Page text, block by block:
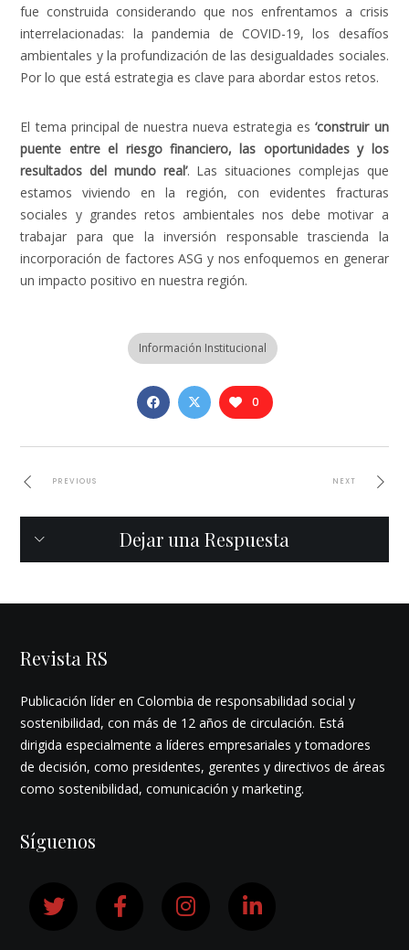
fue construida considerando que nos enfrentamos a crisis
interrelacionadas: la pandemia de COVID-19, los desafíos
ambientales y la profundización de las desigualdades sociales.
Por lo que está estrategia es clave para abordar estos retos.
El tema principal de nuestra nueva estrategia es‘construir un
puente entre el riesgo financiero, las oportunidades y los
resultados del mundo real’. Las situaciones complejas que
estamos viviendo en la región, con evidentes fracturas
sociales y grandes retos ambientales nos debe motivar a
trabajar para que la inversión responsable trascienda la
incorporación de factores ASG y nos enfoquemos en generar
un impacto positivo en nuestra región.
Información Institucional
0
PREVIOUS NEXT
Dejar una Respuesta
Revista RS
Publicación líder en Colombia de responsabilidad social y
sostenibilidad, con más de 12 años de circulación. Está
dirigida especialmente a líderes empresariales y tomadores
de decisión, como presidentes, gerentes y directivos de áreas
como sostenibilidad, comunicación y marketing.
Síguenos